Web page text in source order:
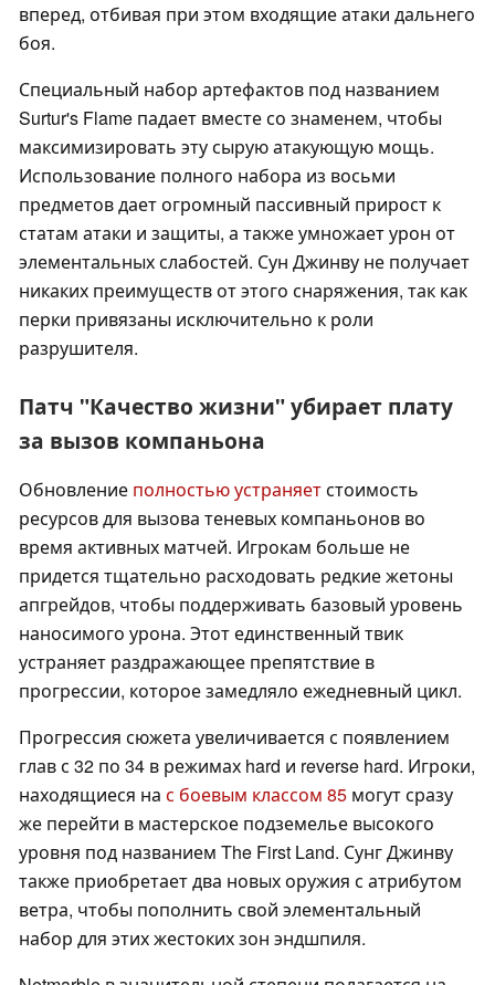
вперед, отбивая при этом входящие атаки дальнего
боя.
Специальный набор артефактов под названием
Surtur's Flame падает вместе со знаменем, чтобы
максимизировать эту сырую атакующую мощь.
Использование полного набора из восьми
предметов дает огромный пассивный прирост к
статам атаки и защиты, а также умножает урон от
элементальных слабостей. Сун Джинву не получает
никаких преимуществ от этого снаряжения, так как
перки привязаны исключительно к роли
разрушителя.
Патч "Качество жизни" убирает плату
за вызов компаньона
Обновление полностью устраняетстоимость
ресурсов для вызова теневых компаньонов во
время активных матчей. Игрокам больше не
придется тщательно расходовать редкие жетоны
апгрейдов, чтобы поддерживать базовый уровень
наносимого урона. Этот единственный твик
устраняет раздражающее препятствие в
прогрессии, которое замедляло ежедневный цикл.
Прогрессия сюжета увеличивается с появлением
глав с 32 по 34 в режимах hard и reverse hard. Игроки,
находящиеся на с боевым классом 85 могут сразу
же перейти в мастерское подземелье высокого
уровня под названием The First Land. Сунг Джинву
также приобретает два новых оружия с атрибутом
ветра, чтобы пополнить свой элементальный
набор для этих жестоких зон эндшпиля.